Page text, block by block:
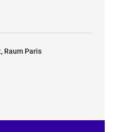
Raum Paris